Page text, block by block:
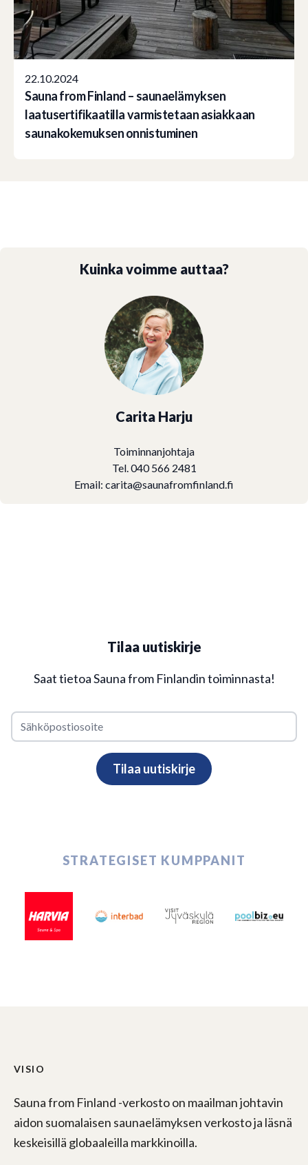
22.10.2024
Sauna from Finland – saunaelämyksen
laatusertifikaatilla varmistetaan asiakkaan
saunakokemuksen onnistuminen
Kuinka voimme auttaa?
Carita Harju
Toiminnanjohtaja
Tel. 040 566 2481
Email: carita@saunafromfinland.fi
Tilaa uutiskirje
Saat tietoa Sauna from Finlandin toiminnasta!
STRATEGISET KUMPPANIT
VISIO
Sauna from Finland -verkosto on maailman johtavin
aidon suomalaisen saunaelämyksen verkosto ja läsnä
keskeisillä globaaleilla markkinoilla.